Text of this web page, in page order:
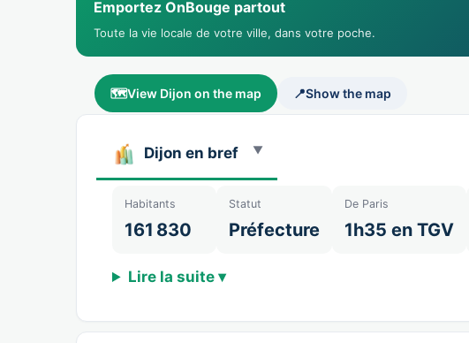
Emportez OnBouge partout
Toute la vie locale de votre ville, dans votre poche.
🗺️View Dijon on the map 📍Show the map
Dijon en bref
Habitants
161 830
Statut
Préfecture
De Paris
1h35 en TGV
Lire la suite ▾